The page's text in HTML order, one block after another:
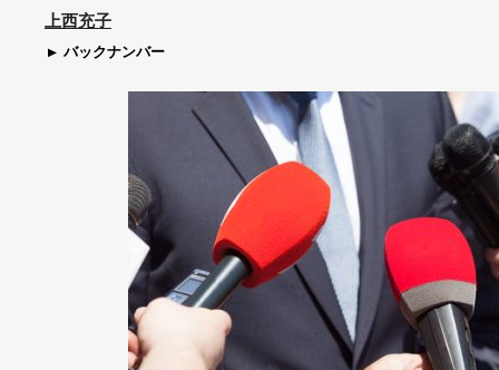
上西充子
バックナンバー